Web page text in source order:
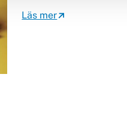
Läs mer